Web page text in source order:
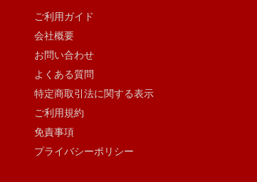
ご利用ガイド
会社概要
お問い合わせ
よくある質問
特定商取引法に関する表示
ご利用規約
免責事項
プライバシーポリシー